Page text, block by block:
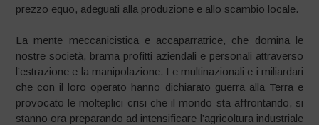
prezzo equo, adeguati alla produzione e allo scambio locale.
La mente meccanicistica e accaparratrice, che domina le
nostre società, brama profitti aziendali e personali attraverso
l’estrazione e la manipolazione. Le multinazionali e i miliardari
che con il loro operato hanno dichiarato guerra alla Terra e
provocato le molteplici crisi che il mondo sta affrontando, si
stanno ora preparando ad intensificare l’agricoltura industriale